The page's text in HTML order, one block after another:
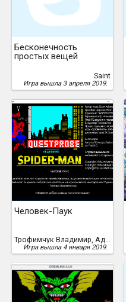
Бесконечность
простых вещей
Saint
Игра вышла 3 апреля 2019.
Человек-Паук
Трофимчук Владимир, Адамс, Скотт
Игра вышла 4 января 2019.